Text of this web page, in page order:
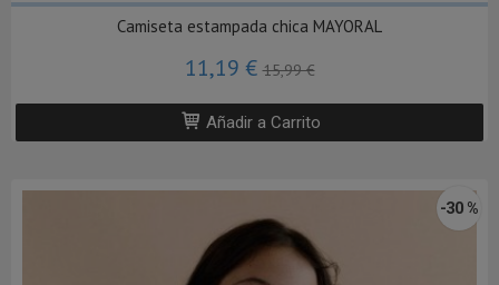
Camiseta estampada chica MAYORAL
11,19 €15,99 €
Añadir a Carrito
-30 %